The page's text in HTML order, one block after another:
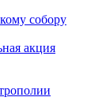
собору
акция